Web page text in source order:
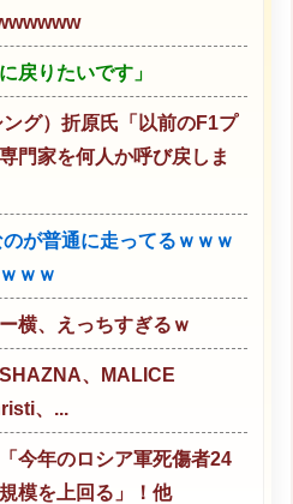
戻りたいです」
グ）折原氏「以前のF1プ
門家を何人か呼び戻しま
のが普通に走ってるｗｗｗ
ｗｗ
横、えっちすぎるｗ
、MALICE
、...
今年のロシア軍死傷者24
模を上回る」！他